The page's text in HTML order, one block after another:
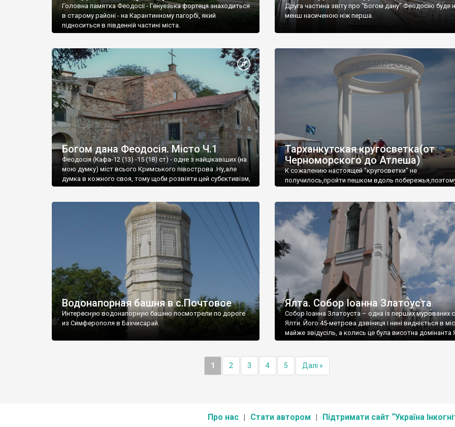
Головна памятка Феодосії - Генуезька фортеця знаходиться
в старому районі - на Карантинному пагорбі, який
підноситься в південній частині міста.
Друга частина звіту про "Богом дану" Феодосію буде
менш насиченою ніж перша.
Богом дана Феодосія. Місто Ч.1
Феодосія (Кафа-12 (13) -15 (18) ст) - одне з найцікавіших (на
мою думку) міст всього Кримського півострова .Ну,але
думка в кожного своя, тому щоби розвіяти цей субєктивізм,
запрошую відвідати це
Тарханкутская кругосветка(от
Черноморского до Атлеша)
К сожалению настоящей "кругосветки" не
получилось,пройти пешком вдоль
Водонапорная башня в с.Почтовое
Интересную водонапорную башню посмотрели по дороге
из Симферополя в Бахчисарай.
Ялта. Собор Іоанна Златоуста
Собор Іоанна Златоуста – одна із перших мурованих
Ялти. Його 45-метрова дзвіниця і нині видніється в
майже звідусіль, а колись це була висотна домінанта
1 2 3 4 5 Далі »
Про нас Стати автором Підтримати сайт “Україна